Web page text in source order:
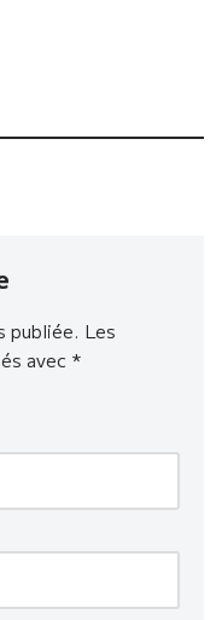
publiée. Les
avec *